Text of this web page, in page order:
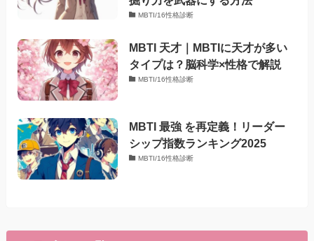
MBTI/16性格診断
MBTI 天才｜MBTIに天才が多い
タイプは？脳科学×性格で解説
MBTI/16性格診断
MBTI 最強 を再定義！リーダー
シップ指数ランキング2025
MBTI/16性格診断